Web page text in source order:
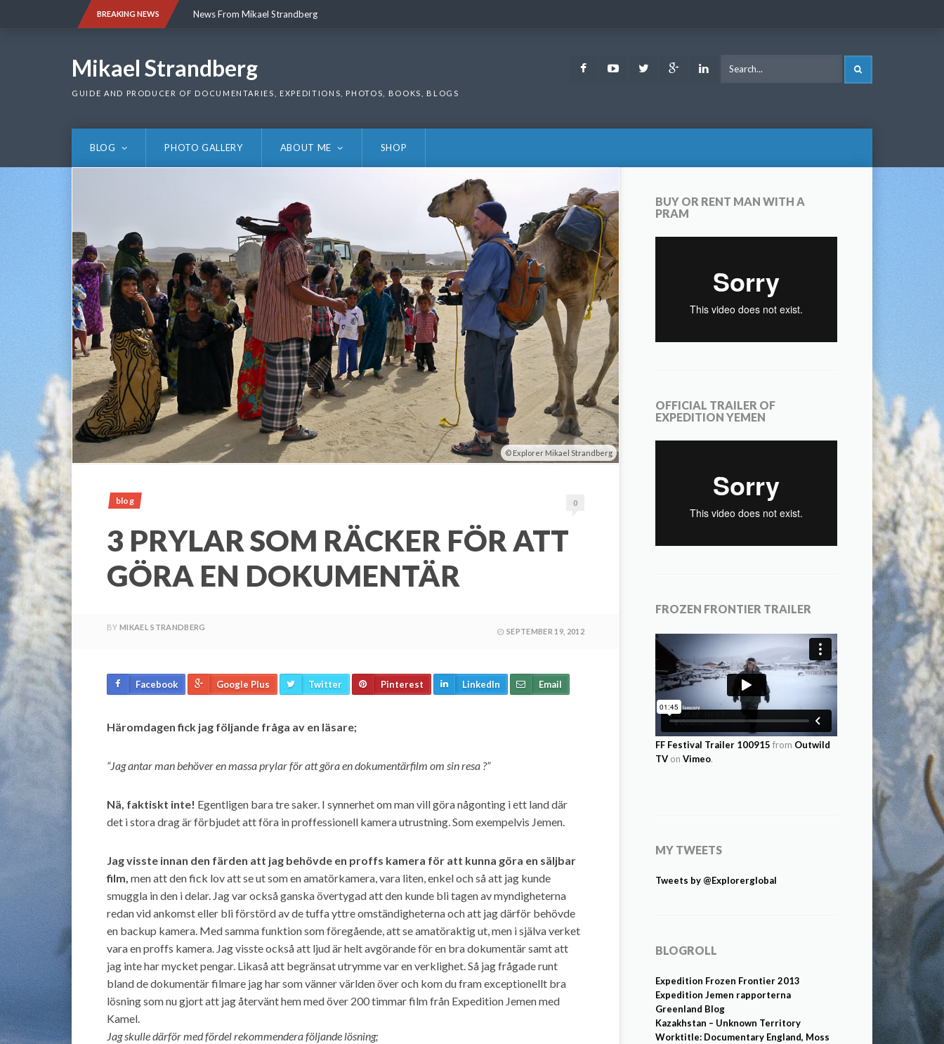
BREAKING NEWS News From Mikael Strandberg
Mikael Strandberg
GUIDE AND PRODUCER OF DOCUMENTARIES, EXPEDITIONS, PHOTOS, BOOKS, BLOGS
FacebookYoutubeTwitter Google LinkedIn
BLOG PHOTO GALLERY ABOUT ME SHOP
Explorer Mikael Strandberg
blog 0
3 PRYLAR SOM RÄCKER FÖR ATT
GÖRA EN DOKUMENTÄR
BY MIKAEL STRANDBERG SEPTEMBER 19, 2012
Facebook Google Plus Twitter Pinterest LinkedIn Email
Häromdagen fick jag följande fråga av en läsare;
“Jag antar man behöver en massa prylar för att göra en dokumentärfilm om sin resa ?”
Nä, faktiskt inte! Egentligen bara tre saker. I synnerhet om man vill göra någonting i ett land där
det i stora drag är förbjudet att föra in proffessionell kamera utrustning. Som exempelvis Jemen.
Jag visste innan den färden att jag behövde en proffs kamera för att kunna göra en säljbar
film, men att den fick lov att se ut som en amatörkamera, vara liten, enkel och så att jag kunde
smuggla in den i delar. Jag var också ganska övertygad att den kunde bli tagen av myndigheterna
redan vid ankomst eller bli förstörd av de tuffa yttre omständigheterna och att jag därför behövde
en backup kamera. Med samma funktion som föregående, att se amatöraktig ut, men i själva verket
vara en proffs kamera. Jag visste också att ljud är helt avgörande för en bra dokumentär samt att
jag inte har mycket pengar. Likaså att begränsat utrymme var en verklighet. Så jag frågade runt
bland de dokumentär filmare jag har som vänner världen över och kom du fram exceptionellt bra
lösning som nu gjort att jag återvänt hem med över 200 timmar film från Expedition Jemen med
Kamel.
Jag skulle därför med fördel rekommendera följande lösning;
BUY OR RENT MAN WITH A
PRAM
OFFICIAL TRAILER OF
EXPEDITION YEMEN
FROZEN FRONTIER TRAILER
FF Festival Trailer 100915 from Outwild
TV on Vimeo.
MY TWEETS
Tweets by @Explorerglobal
BLOGROLL
Expedition Frozen Frontier 2013
Expedition Jemen rapporterna
Greenland Blog
Kazakhstan – Unknown Territory
Worktitle: Documentary England, Moss